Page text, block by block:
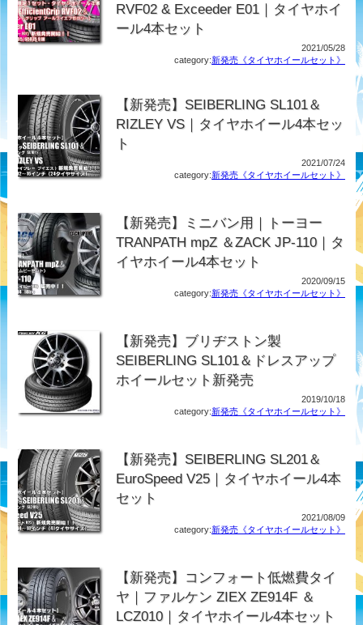
RVF02 & Exceeder E01｜タイヤホイ
ール4本セット
2021/05/28
category:新発売《タイヤホイールセット》
【新発売】SEIBERLING SL101＆
RIZLEY VS｜タイヤホイール4本セッ
ト
2021/07/24
category:新発売《タイヤホイールセット》
【新発売】ミニバン用｜トーヨー
TRANPATH mpZ ＆ZACK JP-110｜タ
イヤホイール4本セット
2020/09/15
category:新発売《タイヤホイールセット》
【新発売】ブリヂストン製
SEIBERLING SL101＆ドレスアップ
ホイールセット新発売
2019/10/18
category:新発売《タイヤホイールセット》
【新発売】SEIBERLING SL201＆
EuroSpeed V25｜タイヤホイール4本
セット
2021/08/09
category:新発売《タイヤホイールセット》
【新発売】コンフォート低燃費タイ
ヤ｜ファルケン ZIEX ZE914F ＆
LCZ010｜タイヤホイール4本セット